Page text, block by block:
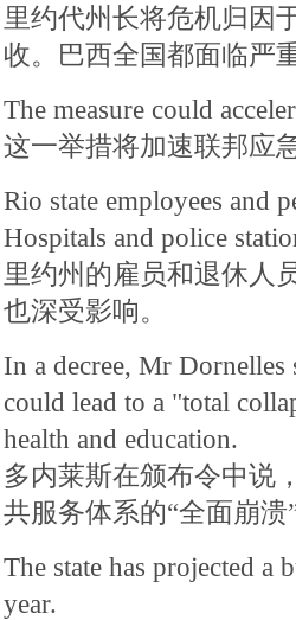
里约代州长将危机归因
收。巴西全国都面临严
The measure could
这一举措将加速联邦应
Rio state employees and
Hospitals and police
里约州的雇员和退休人
也深受影响。
In a decree, Mr Dornelles
could lead to a "total
health and education.
多内莱斯在颁布令中说
共服务体系的“全面崩
The state has projected
year.